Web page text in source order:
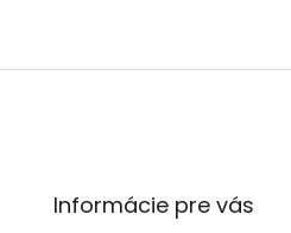
Informácie pre vás